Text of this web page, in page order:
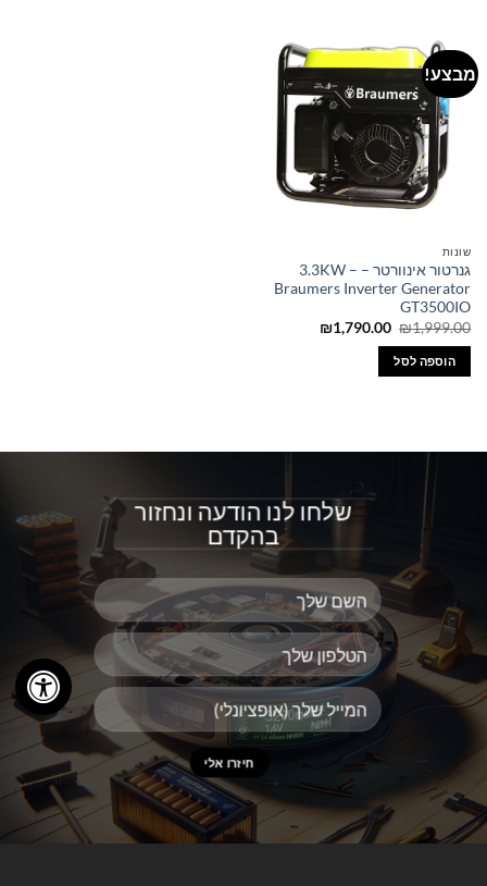
מבצע!
שונות
גנרטור אינוורטר – 3.3KW –
Braumers Inverter Generator
GT3500IO
₪1,999.00
המחיר
₪1,790.00
המחיר
הוספה לסל
שלחו לנו הודעה ונחזור
בהקדם